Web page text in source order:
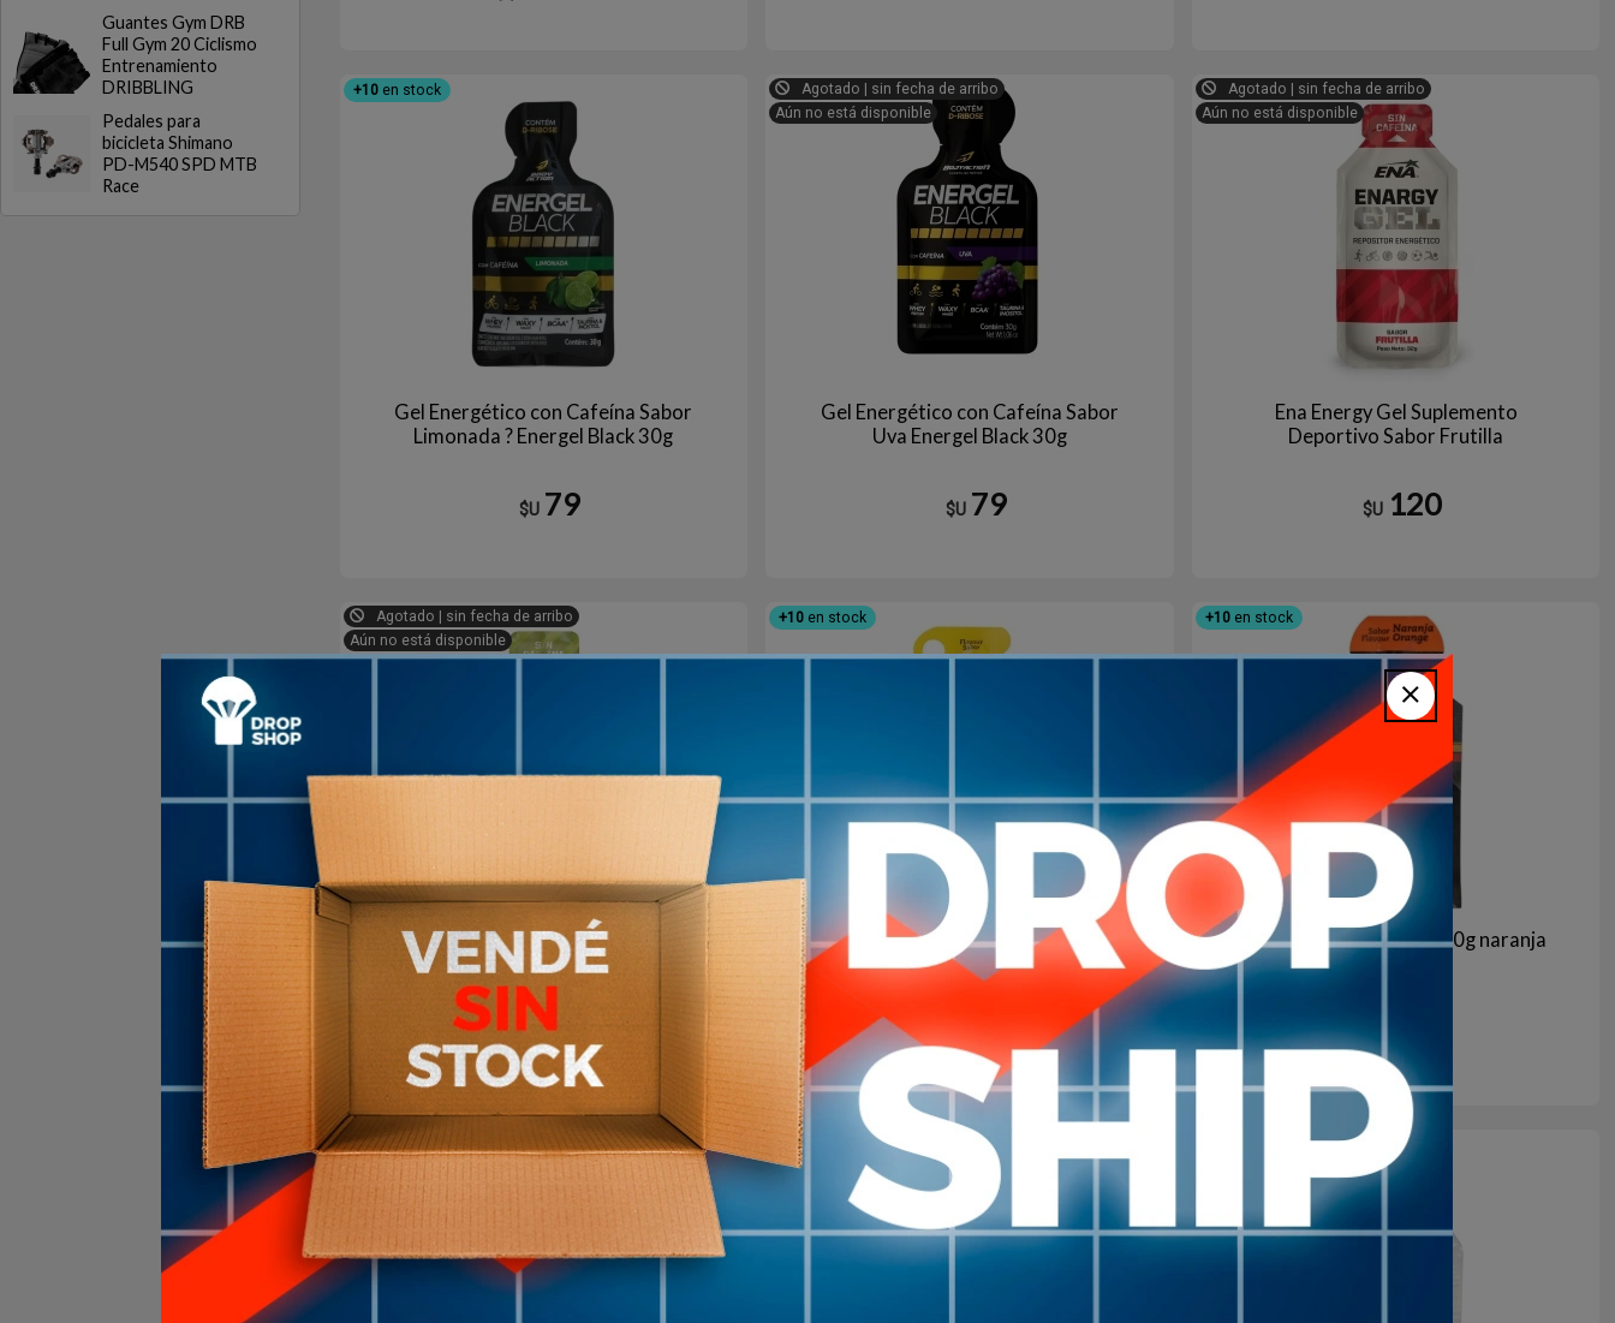
Guantes Gym DRB
Full Gym 20 Ciclismo
Entrenamiento
DRIBBLING
Pedales para
bicicleta Shimano
PD-M540 SPD MTB
Race
+10en stock
Gel Energético con Cafeína Sabor
Limonada ? Energel Black 30g
$U 79
Agotado | sin fecha de arribo
Aún no está disponible
Gel Energético con Cafeína Sabor
Uva Energel Black 30g
$U 79
Agotado | sin fecha de arribo
Aún no está disponible
Ena Energy Gel Suplemento
Deportivo Sabor Frutilla
$U 120
Agotado | sin fecha de arribo
Aún no está disponible
Ena Energy Gel Suplemento
Deportivo Sabor Limón
$U 120
+10 en stock
Gel energetico crown 40g limon
apto vegano
$U 148
+10en stock
Gel energetico crown 40g naranja
apto vegano
$U
1en stock
Agotado | sin fecha de arribo
Aún no está disponible
Agotado | sin fecha de arribo